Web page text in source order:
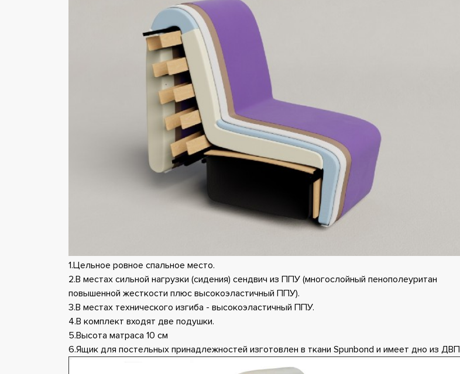
1.Цельное ровное спальное место.
2.В местах сильной нагрузки (сидения) сендвич из ППУ (многослойный пенополеуритан
повышенной жесткости плюс высокоэластичный ППУ).
3.В местах технического изгиба - высокоэластичный ППУ.
4.В комплект входят две подушки.
5.Высота матраса 10 см
6.Ящик для постельных принадлежностей изготовлен в ткани Spunbond и имеет дно из ДВП